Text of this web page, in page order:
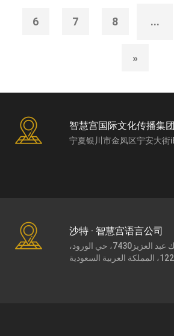
6 7 8 ...
»
智慧宫国际文化传播集
宁夏银川市金凤区宁安大街
沙特 · 智慧宫语言公司
طريق الملك عبد العزيز7430، حي الورود،